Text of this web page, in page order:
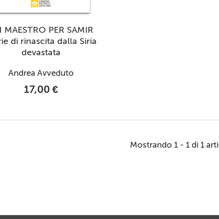
MAESTRO PER SAMIR
di rinascita dalla Siria
devastata
Andrea Avveduto
17,00 €
Mostrando 1 - 1 di 1